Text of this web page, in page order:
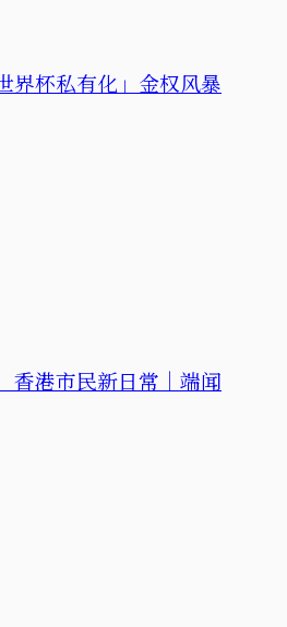
界杯私有化」金权风暴
香港市民新日常｜端闻